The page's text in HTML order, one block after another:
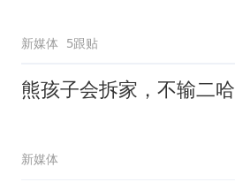
新媒体 5跟贴
熊孩子会拆家，不输二哈
新媒体